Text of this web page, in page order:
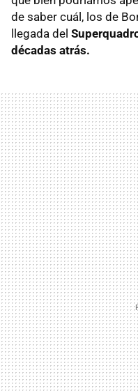
de saber cuál, los de
llegada del
décadas atrás.